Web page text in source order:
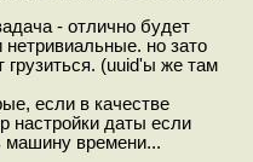
- отлично будет
нетривиальные. но зато
грузиться. (uuid'ы же там
если в качестве
настройки даты если
машину времени...